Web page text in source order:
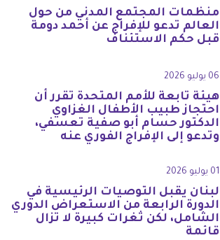
منظمات المجتمع المدني من حول
العالم تدعو للإفراج عن أحمد دومة
قبل حكم الاستئناف
06 يوليو 2026
هيئة تابعة للأمم المتحدة تقرر أن
احتجاز طبيب الأطفال الغزاوي
الدكتور حسام أبو صفية تعسفي،
وتدعو إلى الإفراج الفوري عنه
01 يوليو 2026
لبنان يقبل التوصيات الرئيسية في
الدورة الرابعة من الاستعراض الدوري
الشامل، لكن ثغرات كبيرة لا تزال
قائمة